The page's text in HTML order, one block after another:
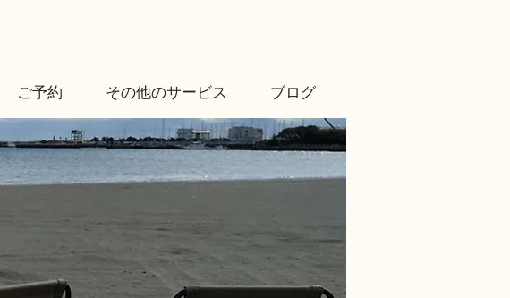
ご予約 その他のサービス ブログ